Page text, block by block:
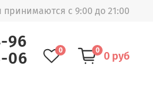
с 9:00 до 21:00
96
06
0 0 0 руб